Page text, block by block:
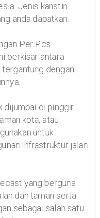
Jenis kanstin
anda dapatkan.
Per Pcs
berkisar antara
tergantung dengan
dijumpai di pinggir
kota, atau
untuk
infrastruktur jalan
yang berguna
dan taman serta
sebagai salah satu